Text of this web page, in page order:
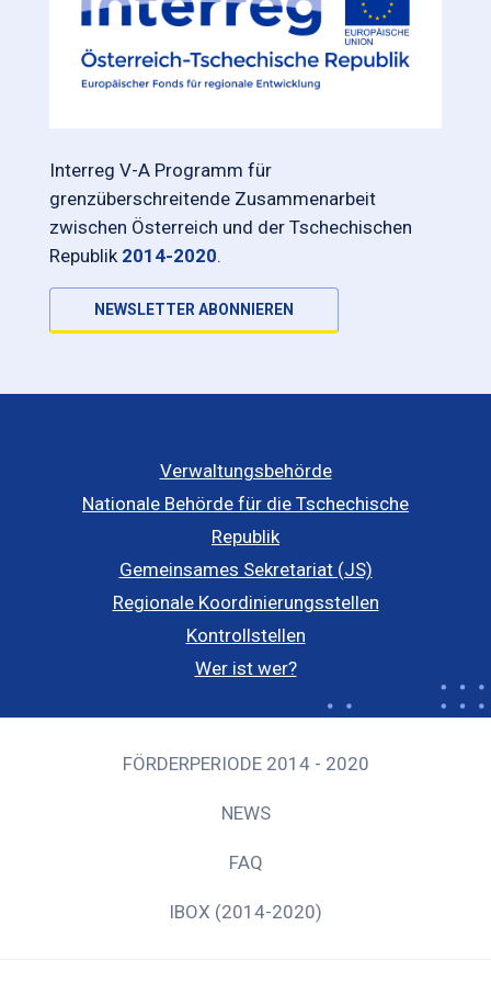
Interreg V-A Programm für
grenzüberschreitende Zusammenarbeit
zwischen Österreich und der Tschechischen
Republik 2014-2020.
NEWSLETTER ABONNIEREN
Verwaltungsbehörde
Nationale Behörde für die Tschechische
Republik
Gemeinsames Sekretariat (JS)
Regionale Koordinierungsstellen
Kontrollstellen
Wer ist wer?
FÖRDERPERIODE 2014 - 2020
NEWS
FAQ
IBOX (2014-2020)